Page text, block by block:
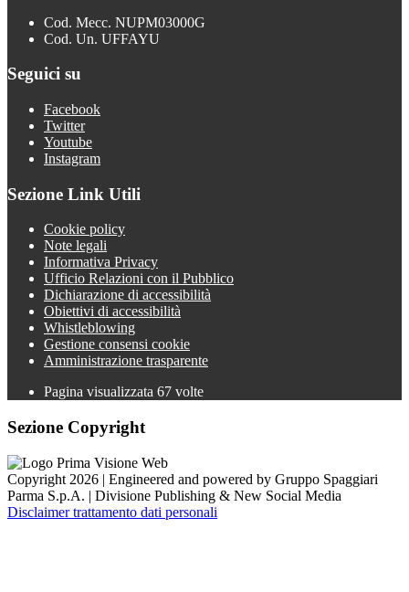
Cod. Mecc. NUPM03000G
Cod. Un. UFFAYU
Seguici su
Facebook
Twitter
Youtube
Instagram
Sezione Link Utili
Cookie policy
Note legali
Informativa Privacy
Ufficio Relazioni con il Pubblico
Dichiarazione di accessibilità
Obiettivi di accessibilità
Whistleblowing
Gestione consensi cookie
Amministrazione trasparente
Pagina visualizzata 67 volte
Sezione Copyright
Copyright 2026 | Engineered and powered by Gruppo Spaggiari
Parma S.p.A. | Divisione Publishing & New Social Media
Disclaimer trattamento dati personali